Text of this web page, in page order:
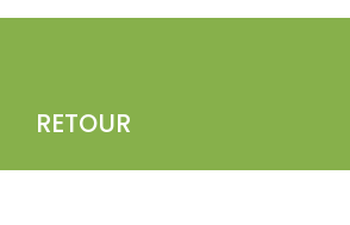
RETOUR